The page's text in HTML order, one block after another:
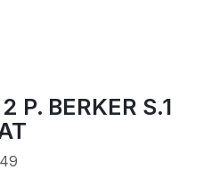
P. BERKER S.1